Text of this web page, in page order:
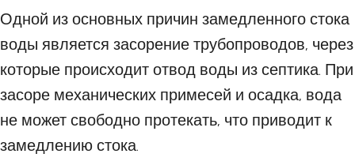
Одной из основных причин замедленного стока
воды является засорение трубопроводов, через
которые происходит отвод воды из септика. При
засоре механических примесей и осадка, вода
не может свободно протекать, что приводит к
замедлению стока.